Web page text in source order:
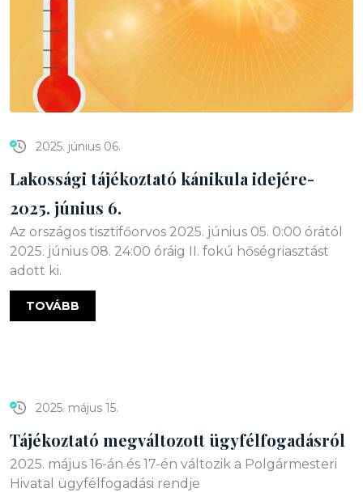
2025. június 06.
Lakossági tájékoztató kánikula idejére-
2025. június 6.
Az országos tisztifőorvos 2025. június 05. 0:00 órától
2025. június 08. 24:00 óráig II. fokú hőségriasztást
adott ki.
TOVÁBB
2025. május 15.
Tájékoztató megváltozott ügyfélfogadásról
2025. május 16-án és 17-én változik a Polgármesteri
Hivatal ügyfélfogadási rendje